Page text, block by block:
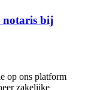
notaris bij
op ons platform
zakelijke